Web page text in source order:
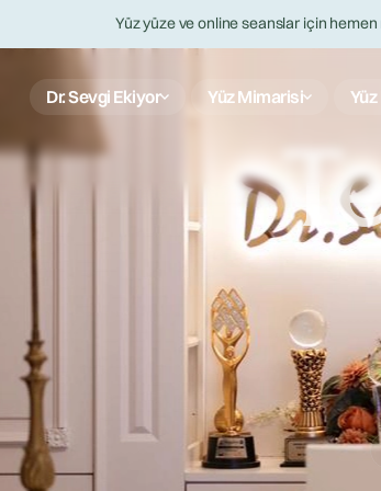
Yüz yüze ve online seanslar için
Dr. Sevgi Ekiyor Yüz Mimarisi